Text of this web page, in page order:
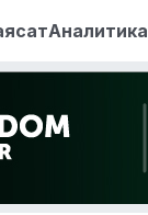
Аналитика